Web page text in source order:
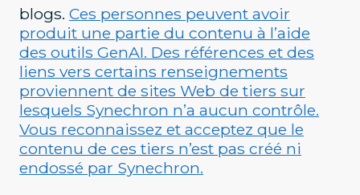
blogs. Ces personnes peuvent avoir
produit une partie du contenu à l’aide
des outils GenAI. Des références et des
liens vers certains renseignements
proviennent de sites Web de tiers sur
lesquels Synechron n’a aucun contrôle.
Vous reconnaissez et acceptez que le
contenu de ces tiers n’est pas créé ni
endossé par Synechron.